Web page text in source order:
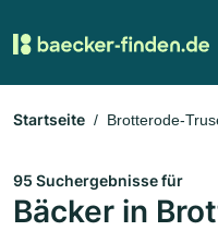
Startseite Brotterode-
95 Suchergebnisse für
Bäcker in